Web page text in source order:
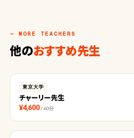
— MORE TEACHERS
他のおすすめ先生
東京大学
チャーリー先生
¥4,600 / 60分